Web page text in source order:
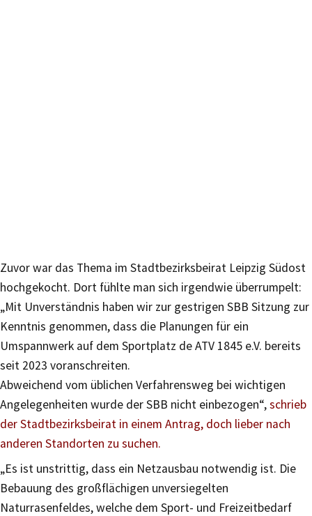
Zuvor war das Thema im Stadtbezirksbeirat Leipzig Südost
hochgekocht. Dort fühlte man sich irgendwie überrumpelt:
„Mit Unverständnis haben wir zur gestrigen SBB Sitzung zur
Kenntnis genommen, dass die Planungen für ein
Umspannwerk auf dem Sportplatz de ATV 1845 e.V. bereits
seit 2023 voranschreiten.
Abweichend vom üblichen Verfahrensweg bei wichtigen
Angelegenheiten wurde der SBB nicht einbezogen“,schrieb
der Stadtbezirksbeirat in einem Antrag, doch lieber nach
anderen Standorten zu suchen.
„Es ist unstrittig, dass ein Netzausbau notwendig ist. Die
Bebauung des großflächigen unversiegelten
Naturrasenfeldes, welche dem Sport- und Freizeitbedarf